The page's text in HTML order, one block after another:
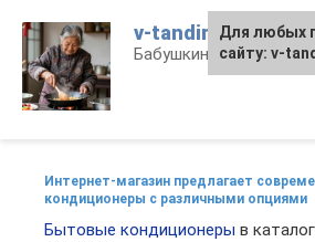
контенту
v-tandire.ru
Бабушкины рецепты
Интернет-магазин предлагает
кондиционеры с различными опциями
Бытовые кондиционеры в
Для любых
сайту: v-